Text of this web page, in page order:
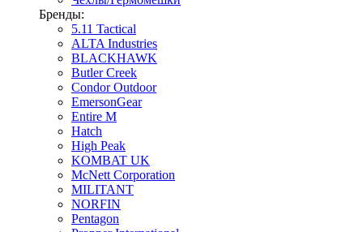
Бренды:
5.11 Tactical
ALTA Industries
BLACKHAWK
Butler Creek
Condor Outdoor
EmersonGear
Entire M
Hatch
High Peak
KOMBAT UK
McNett Corporation
MILITANT
NORFIN
Pentagon